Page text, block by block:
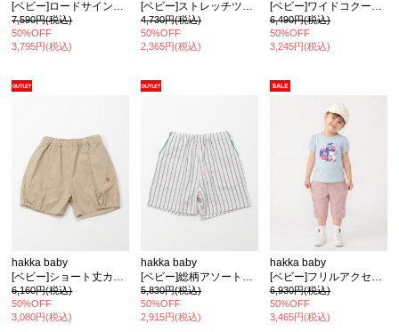
7,590円(税込)
50%OFF
3,795円(税込)
4,730円(税込)
50%OFF
2,365円(税込)
6,490円(税込)
50%OFF
3,245円(税込)
hakka baby
[ベビー]ショート丈カボチャパンツ
6,160円(税込)
50%OFF
3,080円(税込)
hakka baby
[ベビー]総柄アソートパンツ
5,830円(税込)
50%OFF
2,915円(税込)
hakka baby
[ベビー]フリルアクセント6分丈スリムパンツ
6,930円(税込)
50%OFF
3,465円(税込)